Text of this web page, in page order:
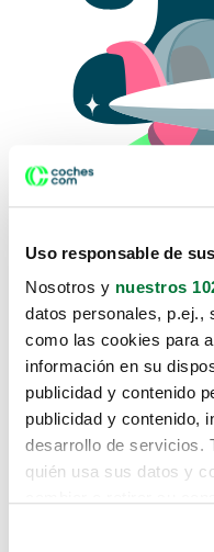
Uso responsable de
Nosotros y nuestros
datos personales, p.ej.,
como las cookies para
información en su
publicidad y contenido
publicidad y contenido,
desarrollo de servicios.
quién usa sus datos y
Lo sentimos,
te hemos
Pero puedes
buscando en alguno